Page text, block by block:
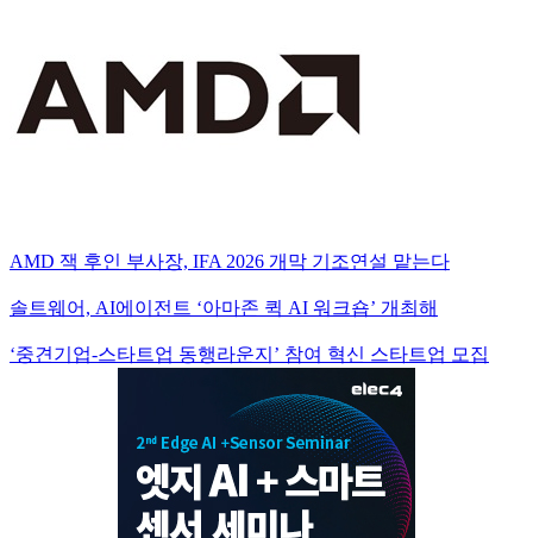
AMD 잭 후인 부사장, IFA 2026 개막 기조연설 맡는다
솔트웨어, AI에이전트 ‘아마존 퀵 AI 워크숍’ 개최해
‘중견기업-스타트업 동행라운지’ 참여 혁신 스타트업 모집